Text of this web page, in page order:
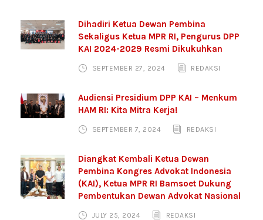
Dihadiri Ketua Dewan Pembina
Sekaligus Ketua MPR RI, Pengurus DPP
KAI 2024-2029 Resmi Dikukuhkan
SEPTEMBER 27, 2024 REDAKSI
Audiensi Presidium DPP KAI – Menkum
HAM RI: Kita Mitra Kerja!
SEPTEMBER 7, 2024 REDAKSI
Diangkat Kembali Ketua Dewan
Pembina Kongres Advokat Indonesia
(KAI), Ketua MPR RI Bamsoet Dukung
Pembentukan Dewan Advokat Nasional
JULY 25, 2024 REDAKSI